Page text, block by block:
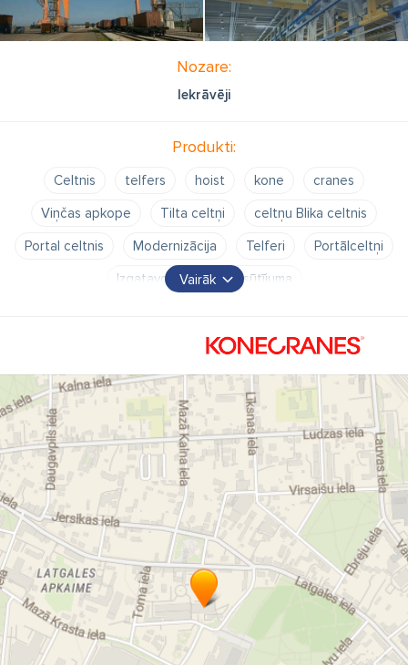
Nozare:
Iekrāvēji
Produkti:
Celtnis telfers hoist kone
cranes
Viņčas apkope
Tilta celtņi
celtņu Blika celtnis
Portal celtnis
Modernizācija Telferi
Portālceltņi
Izgatavošana pēc pasūtījuma
Ostas celtņi
Autoiekrāvēji
Troses pacēlāji
Buka celtņi
Celtņu apkalpošana
Krānu apkalpošana
Ceļamkrānu apkalpošana
Serviss
Iekraušanas tehnika
Izkraušanas tehnika
Iekraušanas un izkraušanas tehnika
Detaļas
Autoiekrāvēji Rīgā
Iekraušanas tehnika Rīgā
izkraušanas tehnika Rīgā
iekraušanas tehnikas serviss
izkraušanas tehnikas serviss
"Konecranes Latvija" SIA
Iekraušanas
izkraušanas tehnika
konecranes latvija sia
konecranes
Vairāk